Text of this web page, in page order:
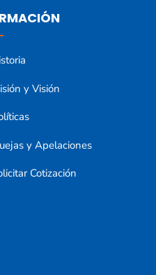
y Visión
y Apelaciones
Cotización